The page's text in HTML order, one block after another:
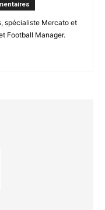
spécialiste Mercato et
Football Manager.